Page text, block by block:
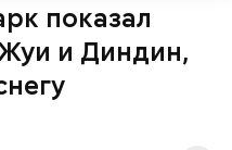
показал
и Диндин,